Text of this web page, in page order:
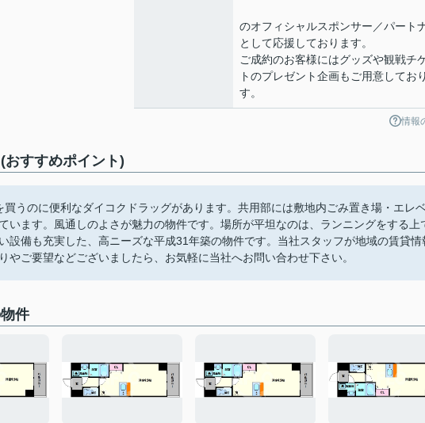
のオフィシャルスポンサー／パート
として応援しております。
ご成約のお客様にはグッズや観戦チ
トのプレゼント企画もご用意してお
す。
情報
すすめポイント)
うのに便利なダイコクドラッグがあります。共用部には敷地内ごみ置き場・エレ
います。風通しのよさが魅力の物件です。場所が平坦なのは、ランニングをする上
設備も充実した、高ニーズな平成31年築の物件です。当社スタッフが地域の賃貸情
やご要望などございましたら、お気軽に当社へお問い合わせ下さい。
件